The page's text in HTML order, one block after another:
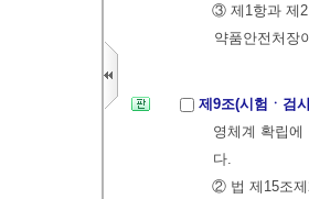
③ 제1항과 제2
약품안전처장
제9조(시험ㆍ검
영체계 확립
다.
② 법 제15조제